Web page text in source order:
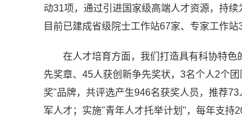
动31项，通过引进国家级高端人才资源，持
目前已建成省级院士工作站67家、专家工作
在人才培育方面，我们打造具有科协特
先奖章、45人获创新争先奖状，3名个人2个
奖"品牌，共评选产生946名获奖人员，推荐
军人才；实施"青年人才托举计划"，每年支持